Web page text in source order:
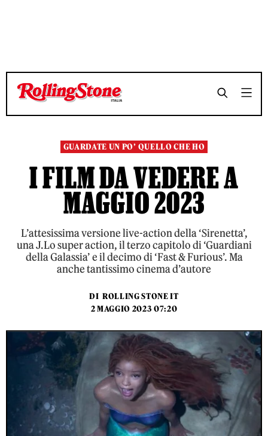
TEMPO DI LETTURA 10 MINUTI SHARE
TEMPO DI LETTURA 10 MINUTI SHARE
GUARDATE UN PO’ QUELLO CHE HO
I FILM DA VEDERE A
MAGGIO 2023
L’attesissima versione live-action della ‘Sirenetta’,
una J.Lo super action, il terzo capitolo di ‘Guardiani
della Galassia’ e il decimo di ‘Fast & Furious’. Ma
anche tantissimo cinema d’autore
DI ROLLING STONE IT
2 MAGGIO 2023 07:20